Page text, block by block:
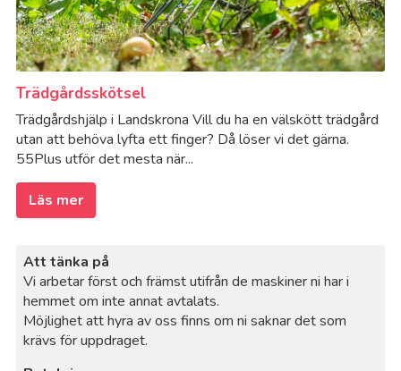
Trädgårdsskötsel
Trädgårdshjälp i Landskrona Vill du ha en välskött trädgård
utan att behöva lyfta ett finger? Då löser vi det gärna.
55Plus utför det mesta när...
Läs mer
Att tänka på
Vi arbetar först och främst utifrån de maskiner ni har i
hemmet om inte annat avtalats.
Möjlighet att hyra av oss finns om ni saknar det som
krävs för uppdraget.